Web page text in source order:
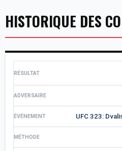
HISTORIQUE DES
UFC 323: